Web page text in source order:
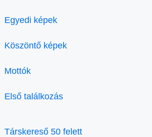
Egyedi képek
Köszöntő képek
Mottók
Első találkozás
Társkereső 50 felett